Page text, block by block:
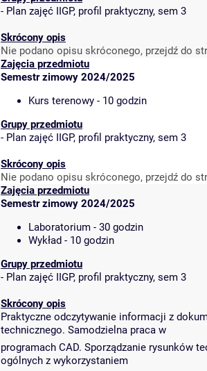
- Plan zajęć IIGP, profil praktyczny, sem 3
Skrócony opis
Nie podano opisu skróconego, przejdź do
Zajęcia przedmiotu
Semestr zimowy 2024/2025
Kurs terenowy - 10 godzin
Grupy przedmiotu
- Plan zajęć IIGP, profil praktyczny, sem 3
Skrócony opis
Nie podano opisu skróconego, przejdź do
Zajęcia przedmiotu
Semestr zimowy 2024/2025
Laboratorium - 30 godzin
Wykład - 10 godzin
Grupy przedmiotu
- Plan zajęć IIGP, profil praktyczny, sem 3
Skrócony opis
Praktyczne odczytywanie informacji z
technicznego. Samodzielna praca w
programach CAD. Sporządzanie rysunków
ogólnych z wykorzystaniem